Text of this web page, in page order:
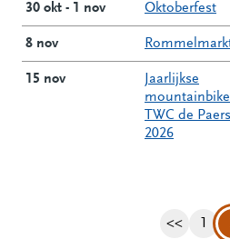
30 okt - 1 nov Oktoberfest
8 nov
15 nov
Jaarlijkse
TWC de
2026
Vorige
<< 1